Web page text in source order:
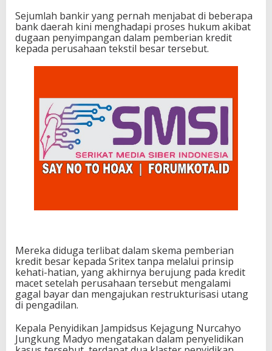
Sejumlah bankir yang pernah menjabat di beberapa
bank daerah kini menghadapi proses hukum akibat
dugaan penyimpangan dalam pemberian kredit
kepada perusahaan tekstil besar tersebut.
Mereka diduga terlibat dalam skema pemberian
kredit besar kepada Sritex tanpa melalui prinsip
kehati-hatian, yang akhirnya berujung pada kredit
macet setelah perusahaan tersebut mengalami
gagal bayar dan mengajukan restrukturisasi utang
di pengadilan.
Kepala Penyidikan Jampidsus Kejagung Nurcahyo
Jungkung Madyo mengatakan dalam penyelidikan